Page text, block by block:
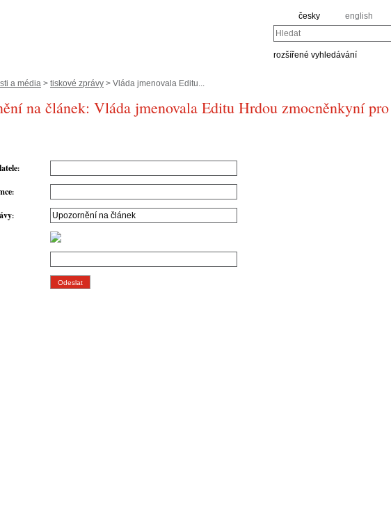
česky english
Hledat
rozšířené vyhledávání
a média > tiskové zprávy > Vláda jmenovala Editu...
na článek: Vláda jmenovala Editu Hrdou zmocněnkyní pro
:
:
: